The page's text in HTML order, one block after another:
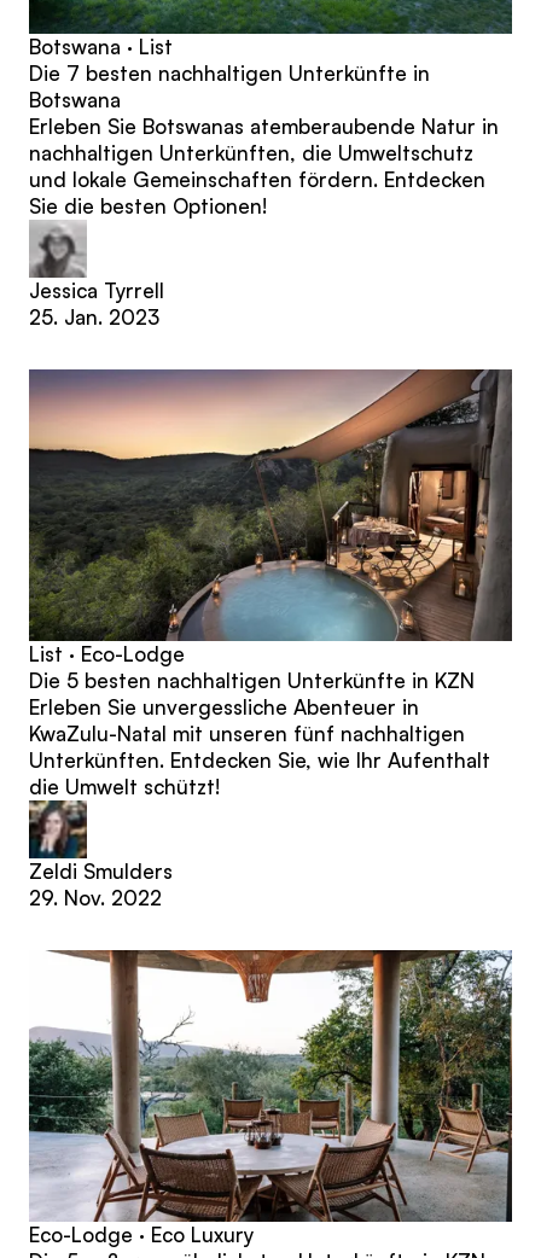
Botswana · List
Die 7 besten nachhaltigen Unterkünfte in
Botswana
Erleben Sie Botswanas atemberaubende Natur in
nachhaltigen Unterkünften, die Umweltschutz
und lokale Gemeinschaften fördern. Entdecken
Sie die besten Optionen!
Jessica Tyrrell
25. Jan. 2023
List · Eco-Lodge
Die 5 besten nachhaltigen Unterkünfte in KZN
Erleben Sie unvergessliche Abenteuer in
KwaZulu-Natal mit unseren fünf nachhaltigen
Unterkünften. Entdecken Sie, wie Ihr Aufenthalt
die Umwelt schützt!
Zeldi Smulders
29. Nov. 2022
Eco-Lodge · Eco Luxury